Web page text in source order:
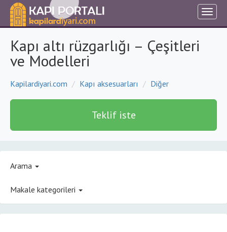
Kapı altı rüzgarlığı – Çeşitleri
ve Modelleri
Kapilardiyari.com Kapı aksesuarları Diğer
Teklif iste
Arama
Makale kategorileri